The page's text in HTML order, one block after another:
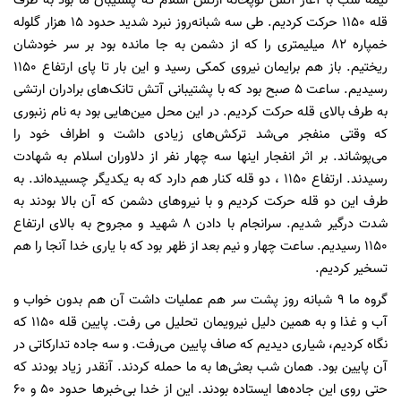
قله 1150 حرکت کردیم. طی سه شبانه‌روز نبرد شدید حدود 15 هزار گلوله
خمپاره 82 میلیمتری را که از دشمن به جا مانده بود بر سر خودشان
ریختیم. باز هم برایمان نیروی کمکی رسید و این بار تا پای ارتفاع 1150
رسیدیم. ساعت 5 صبح بود که با پشتیبانی آتش تانک‌های برادران ارتشی
به طرف بالای قله حرکت کردیم. در این محل مین‌هایی بود به نام زنبوری
که وقتی منفجر می‌شد ترکش‌های زیادی داشت و اطراف خود را
می‌پوشاند. بر اثر انفجار اینها سه چهار نفر از دلاوران اسلام به شهادت
رسیدند. ارتفاع 1150 ، دو قله کنار هم دارد که به یکدیگر چسبیده‌اند. به
طرف این دو قله حرکت کردیم و با نیروهای دشمن که آن بالا بودند به
شدت درگیر شدیم. سرانجام با دادن 8 شهید و مجروح به بالای ارتفاع
1150 رسیدیم. ساعت چهار و نیم بعد از ظهر بود که با یاری خدا آنجا را هم
تسخیر کردیم.
گروه ما 9 شبانه روز پشت سر هم عملیات داشت آن هم بدون خواب و
آب و غذا و به همین دلیل نیرویمان تحلیل می رفت. پایین قله 1150 که
نگاه کردیم، شیاری دیدیم که صاف پایین می‌رفت. و سه جاده تدارکاتی در
آن پایین بود. همان شب بعثی‌ها به ما حمله کردند. آنقدر زیاد بودند که
حتی روی این جاده‌ها ایستاده بودند. این از خدا بی‌خبرها حدود 50 و 60